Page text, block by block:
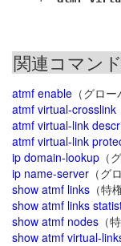
関連コマンド
atmf enable （グロ
atmf virtual-crosslink
atmf virtual-link
atmf virtual-link
ip domain-lookup （
ip name-server （グ
show atmf links （特
show atmf links
show atmf nodes （
show atmf virtual-